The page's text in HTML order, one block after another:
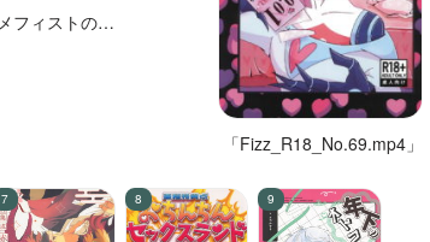
メフィストの方
「Fizz_R18_No.69.mp4」